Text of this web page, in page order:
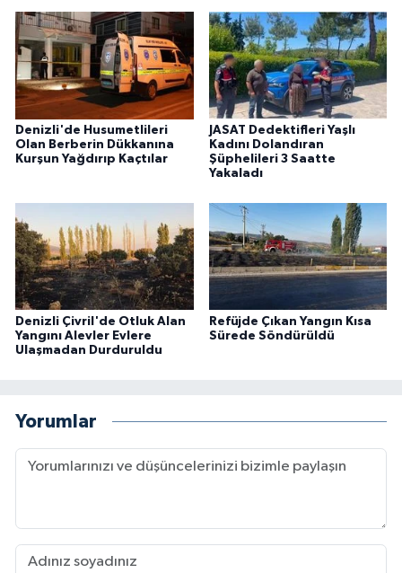
Denizli'de Husumetlileri
Olan Berberin Dükkanına
Kurşun Yağdırıp Kaçtılar
JASAT Dedektifleri Yaşlı
Kadını Dolandıran
Şüphelileri 3 Saatte
Yakaladı
Denizli Çivril'de Otluk Alan
Yangını Alevler Evlere
Ulaşmadan Durduruldu
Refüjde Çıkan Yangın Kısa
Sürede Söndürüldü
Yorumlar